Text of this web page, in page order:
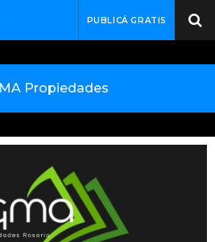
PUBLICÁ GRATIS
Propiedades